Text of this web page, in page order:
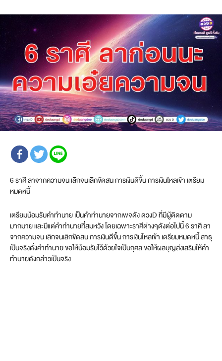
6 ราศี ลาจากความจน เลิกจนเลิกขัดสน การเงินดีขึ้น การเงินไหลเข้า เตรียม
หมดหนี้
เตรียมน้อมรับคำทำนาย เป็นคำทำนายจากเพจดัง ดวงD ที่มีผู้ติดตาม
มากมาย และมีแต่คำทำนายที่สมหวัง โดยเฉพาะราศีต่างๆดังต่อไปนี้ 6 ราศี ลา
จากความจน เลิกจนเลิกขัดสน การเงินดีขึ้น การเงินไหลเข้า เตรียมหมดหนี้ สาธุ
เป็นจริงดั่งคำทำนาย ขอให้น้อมรับไว้ด้วยใจเป็นกุศล ขอให้ผลบุญส่งเสริมให้คำ
ทำนายดังกล่าวเป็นจริง